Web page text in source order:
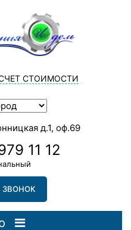
СТОИМОСТИ
д.1, оф.69
11 12
ЗВОНОК